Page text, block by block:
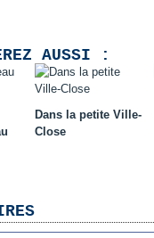
AUSSI :
Dans la petite Ville-
Close